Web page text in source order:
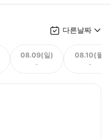
다른날짜
08.09(일)
-
08.10(월)
-